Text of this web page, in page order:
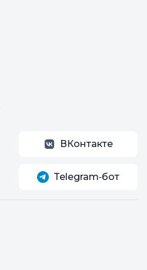
ВКонтакте
Telegram‑бот